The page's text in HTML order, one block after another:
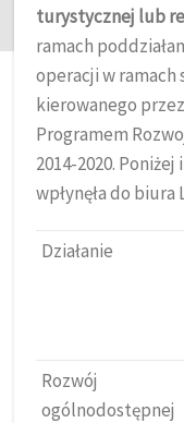
turystycznej lub
ramach
operacji w
kierowanego
Programem
2014-2020.
wpłynęła do biura
Działanie
Rozwój
ogólnodostępnej